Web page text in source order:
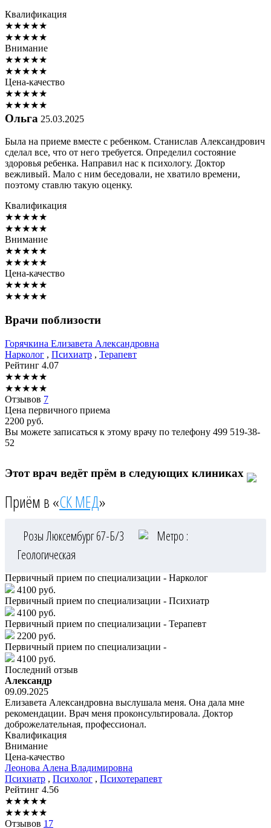
Квалификация
★★★★★
★★★★★
Внимание
★★★★★
★★★★★
Цена-качество
★★★★★
★★★★★
Ольга 25.03.2025
Была на приеме вместе с ребенком. Станислав Александрович
сделал все, что от него требуется. Определил состояние
здоровья ребенка. Направил нас к психологу. Доктор
вежливый. Мало с ним беседовали, не хватило времени,
поэтому ставлю такую оценку.
Квалификация
★★★★★
★★★★★
Внимание
★★★★★
★★★★★
Цена-качество
★★★★★
★★★★★
Врачи поблизости
Горячкина Елизавета Александровна
Нарколог , Психиатр , Терапевт
Рейтинг 4.07
★★★★★
★★★★★
Отзывов 7
Цена первичного приема
2200 руб.
Вы можете записаться к этому врачу по телефону 499 519-38-
52
Этот врач ведёт прём в следующих клиниках
Приём в «СК МЕД»
Розы Люксембург 67-Б/3
Метро :
Геологическая
Первичный прием по специализации - Нарколог
4100 руб.
Первичный прием по специализации - Психиатр
4100 руб.
Первичный прием по специализации - Терапевт
2200 руб.
Первичный прием по специализации -
4100 руб.
Последний отзыв
Александр
09.09.2025
Елизавета Александровна выслушала меня. Она дала мне
рекомендации. Врач меня проконсультировала. Доктор
доброжелательная, профессионал.
Квалификация
Внимание
Цена-качество
Леонова Алена Владимировна
Психиатр , Психолог , Психотерапевт
Рейтинг 4.56
★★★★★
★★★★★
Отзывов 17